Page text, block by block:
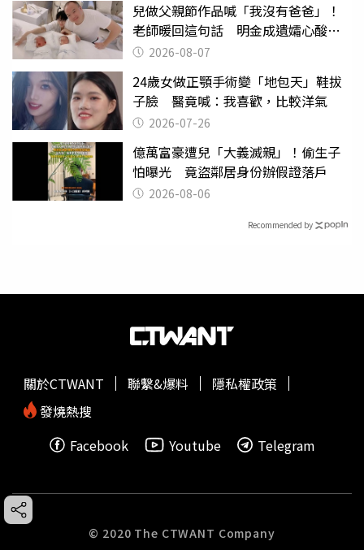
兒做父親節作品喊「我沒有爸爸」！
老師暖回這句話 明金成遺孀心酸惹
淚 2026-08-07
24歲女做正顎手術變「地包天」鞋拔
子臉 醫竟喊：我喜歡，比較洋氣
2026-07-26
億萬富豪遭兒「大義滅親」！偷生子
怕曝光 竟盜鄰居身份辦假證落戶
2026-08-06
Recommended by
關於CTWANT 聯繫&爆料
隱私權政策
發燒熱搜
Facebook
Youtube Telegram
© 2020 The CTWANT Company